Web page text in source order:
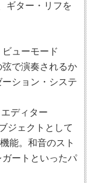
ギター・リフを
ューモード
弦で演奏されるか
ション・システ
ディター
ジェクトとして
能。和音のスト
ートといったパ